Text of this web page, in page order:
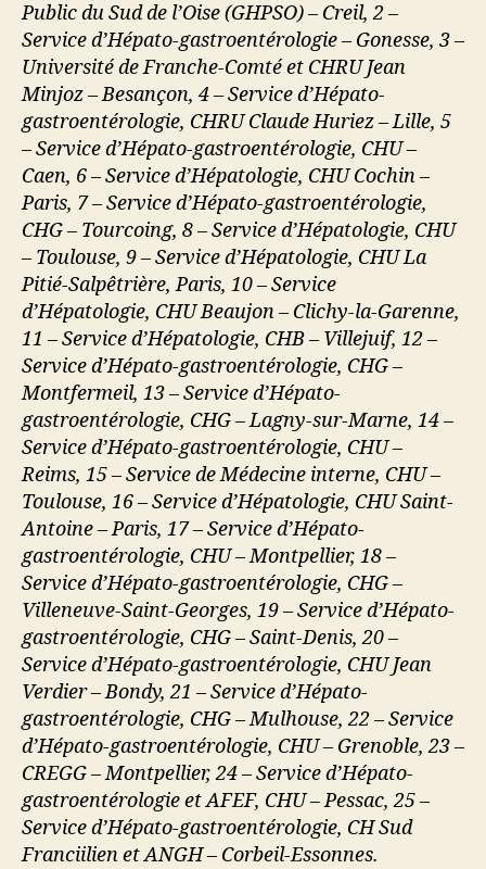
Public du Sud de l’Oise (GHPSO) – Creil, 2 –
Service d’Hépato-gastroentérologie – Gonesse, 3 –
Université de Franche-Comté et CHRU Jean
Minjoz – Besançon, 4 – Service d’Hépato-
gastroentérologie, CHRU Claude Huriez – Lille, 5
– Service d’Hépato-gastroentérologie, CHU –
Caen, 6 – Service d’Hépatologie, CHU Cochin –
Paris, 7 – Service d’Hépato-gastroentérologie,
CHG – Tourcoing, 8 – Service d’Hépatologie, CHU
– Toulouse, 9 – Service d’Hépatologie, CHU La
Pitié-Salpêtrière, Paris, 10 – Service
d’Hépatologie, CHU Beaujon – Clichy-la-Garenne,
11 – Service d’Hépatologie, CHB – Villejuif, 12 –
Service d’Hépato-gastroentérologie, CHG –
Montfermeil, 13 – Service d’Hépato-
gastroentérologie, CHG – Lagny-sur-Marne, 14 –
Service d’Hépato-gastroentérologie, CHU –
Reims, 15 – Service de Médecine interne, CHU –
Toulouse, 16 – Service d’Hépatologie, CHU Saint-
Antoine – Paris, 17 – Service d’Hépato-
gastroentérologie, CHU – Montpellier, 18 –
Service d’Hépato-gastroentérologie, CHG –
Villeneuve-Saint-Georges, 19 – Service d’Hépato-
gastroentérologie, CHG – Saint-Denis, 20 –
Service d’Hépato-gastroentérologie, CHU Jean
Verdier – Bondy, 21 – Service d’Hépato-
gastroentérologie, CHG – Mulhouse, 22 – Service
d’Hépato-gastroentérologie, CHU – Grenoble, 23 –
CREGG – Montpellier, 24 – Service d’Hépato-
gastroentérologie et AFEF, CHU – Pessac, 25 –
Service d’Hépato-gastroentérologie, CH Sud
Franciilien et ANGH – Corbeil-Essonnes.